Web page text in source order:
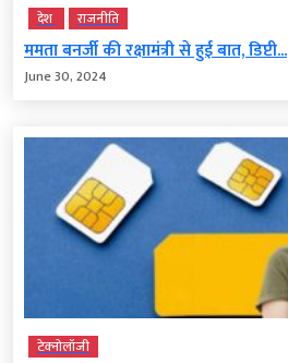
देश राजनीति
ममता बनर्जी की रक्षामंत्री से हुई बात, डिप्टी...
June 30, 2024
टेक्‍नोलॉजी